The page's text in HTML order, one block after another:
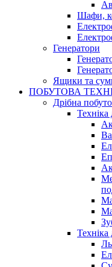
Шафи,
Генератори
Ящики та
ПОБУТОВА
Дрібна
Техніка
Техніка